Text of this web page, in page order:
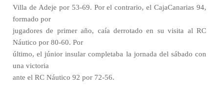
Villa de Adeje por 53-69. Por el contrario, el CajaCanarias 94,
formado por
jugadores de primer año, caía derrotado en su visita al RC
Náutico por 80-60. Por
último, el júnior insular completaba la jornada del sábado con
una victoria
ante el RC Náutico 92 por 72-56.